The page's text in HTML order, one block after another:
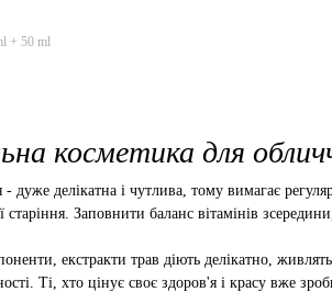
+ 50 ml
косметика для
дуже делікатна і чутлива, тому вимагає
старіння. Заповнити баланс вітамінів
екстракти трав діють делікатно,
Ті, хто цінує своє здоров'я і красу вже